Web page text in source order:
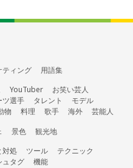
ティング
用語集
YouTuber
お笑い芸人
ツ選手 タレント
モデル
物 料理 歌手 海外
芸能人
景色
観光地
対処 ツール
テクニック
ュタグ
機能